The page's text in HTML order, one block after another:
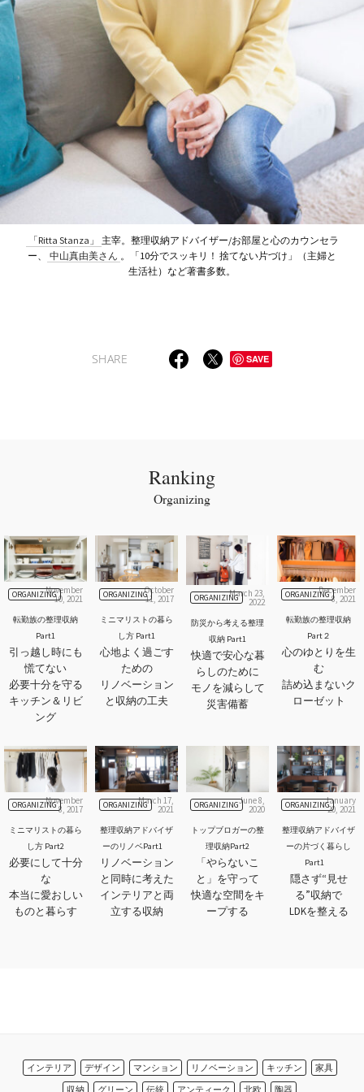
「Ritta Stanza」
主宰。整理収納アドバイザー/お部屋と心のカウンセラ
ー、
中山真由美さん 。「10分でスッキリ！ 捨てない片づけ」（主婦と
生活社）など著書多数。
SHARE SAVE
Ranking
Organizing
ORGANIZINGNovember
10, 2021
転勤族の整理収納
Part1
引っ越し時にも
慌てない
必要十分を守る
キッチン＆リビ
ング
ORGANIZINGOctober
11, 2017
ミニマリストの暮ら
し方 Part1
心地よく過ごす
ための
リノベーション
と収納の工夫
ORGANIZINGMarch 23,
2022
防災から考える整理
収納 Part1
快適で安心な暮
らしのために
モノを減らして
災害備蓄
ORGANIZINGDecember
8, 2021
転勤族の整理収納
Part２
心のゆとりを生
む
詰め込まないク
ローゼット
ORGANIZINGNovember
8, 2017
ミニマリストの暮ら
し方 Part2
必要にして十分
な
本当に愛おしい
ものと暮らす
ORGANIZINGMarch 17,
2021
整理収納アドバイザ
ーのリノベPart1
リノベーション
と同時に考えた
インテリアと両
立する収納
ORGANIZINGJune 8,
2020
トップブロガーの整
理収納Part2
「やらないこ
と」を守って
快適な空間をキ
ープする
ORGANIZINGJanuary
20, 2021
整理収納アドバイザ
ーの片づく暮らし
Part1
隠さず“見せ
る”収納で
LDKを整える
インテリア デザイン マンション リノベーション キッチン
家具
収納
グリーン 伝統 アンティーク 北欧 陶器